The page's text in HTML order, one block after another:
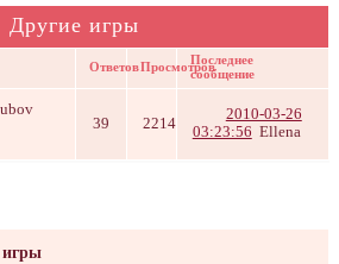
Другие игры
ОтветовПросмотровПоследнее
сообщение
39 2214
2010-03-26
03:23:56 Ellena
игры